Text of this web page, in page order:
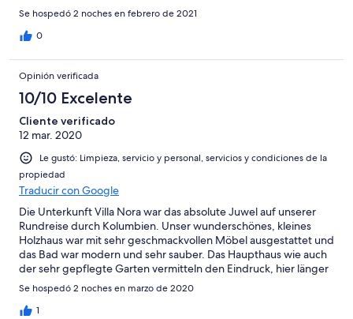
unforgettable.
Se hospedó 2 noches en febrero de 2021
0
Opinión verificada
10/10 Excelente
Cliente verificado
12 mar. 2020
Le gustó: Limpieza, servicio y personal, servicios y condiciones de la
propiedad
Traducir con Google
Die Unterkunft Villa Nora war das absolute Juwel auf unserer
Rundreise durch Kolumbien. Unser wunderschönes, kleines
Holzhaus war mit sehr geschmackvollen Möbel ausgestattet und
das Bad war modern und sehr sauber. Das Haupthaus wie auch
der sehr gepflegte Garten vermitteln den Eindruck, hier länger
bleiben zu wollen. Das angebotene Abendessen war
überdurchschnittlich und auf jeden Fall seinen Preis wert. Das
beste waren aber die sehr gastfreundlichen und hilfsbereiten
Se hospedó 2 noches en marzo de 2020
1